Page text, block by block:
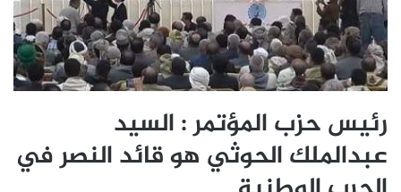
رئيس حزب المؤتمر : السيد
عبدالملك الحوثي هو قائد النصر في